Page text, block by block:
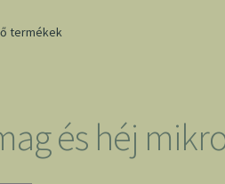
termékek
és héj